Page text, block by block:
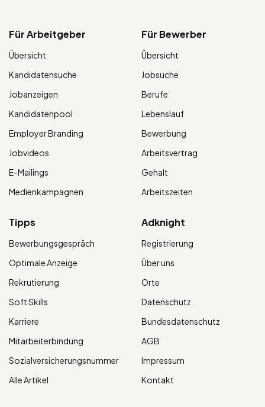
Für Arbeitgeber
Übersicht
Kandidatensuche
Jobanzeigen
Kandidatenpool
Employer Branding
Jobvideos
E-Mailings
Medienkampagnen
Für Bewerber
Übersicht
Jobsuche
Berufe
Lebenslauf
Bewerbung
Arbeitsvertrag
Gehalt
Arbeitszeiten
Tipps
Bewerbungsgespräch
Optimale Anzeige
Rekrutierung
Soft Skills
Karriere
Mitarbeiterbindung
Sozialversicherungsnummer
Alle Artikel
Adknight
Registrierung
Über uns
Orte
Datenschutz
Bundesdatenschutz
AGB
Impressum
Kontakt